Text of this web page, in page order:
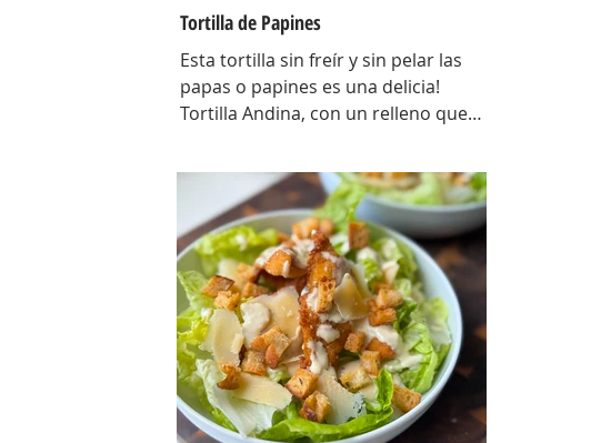
Tortilla de Papines
Esta tortilla sin freír y sin pelar las
papas o papines es una delicia!
Tortilla Andina, con un relleno que
con las papas! INGREDIENTES
Papines hervidos con piel 800 gr,
cebolla salteada 200 gr, diente de ajo
picado 1 u, huevos 6, perejil picado 2
cda, sal c/n, pimienta c/n y queso
feta desmenuzado o queso
mantecoso 100 gr. PREPARACION
Hervir los papines con piel hasta que
estén cocidos. En una sartén com un
poquito de aceite de oliva coloc